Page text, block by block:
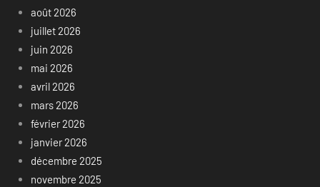
août 2026
juillet 2026
juin 2026
mai 2026
avril 2026
mars 2026
février 2026
janvier 2026
décembre 2025
novembre 2025